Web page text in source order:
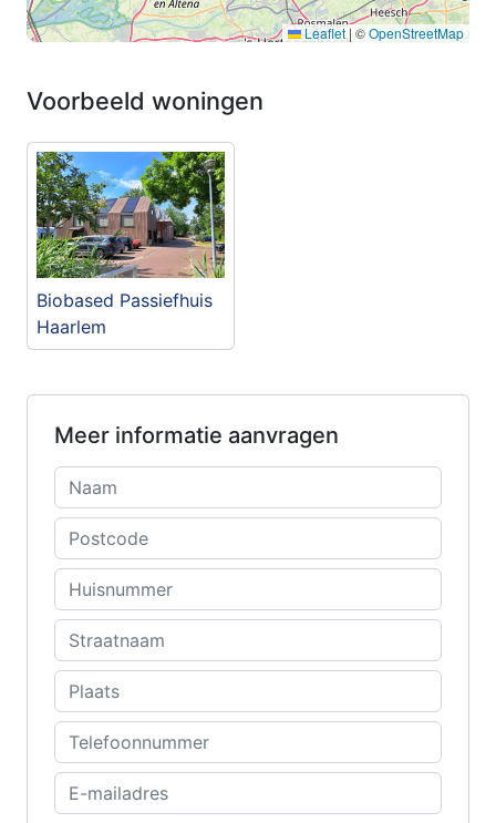
Leaflet | ©OpenStreetMap
Voorbeeld woningen
Biobased Passiefhuis
Haarlem
Meer informatie aanvragen